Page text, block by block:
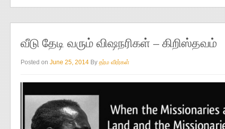
வீடு தேடி வரும் விஷநரிகள் – கிறிஸ்தவம்
Posted on June 25, 2014 By தர்ம வீரர்கள்